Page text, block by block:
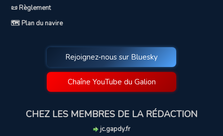
📜 Règlement
🗺️ Plan du navire
Rejoignez-nous sur Bluesky
Chaîne YouTube du Galion
CHEZ LES MEMBRES DE LA RÉDACTION
jc.gapdy.fr